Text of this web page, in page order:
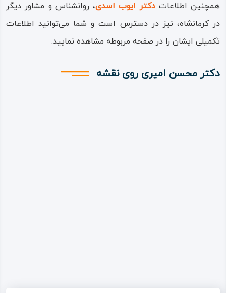
همچنین اطلاعاتدکتر ایوب اسدی، روانشناس و مشاور دیگر
در کرمانشاه، نیز در دسترس است و شما می‌توانید اطلاعات
تکمیلی ایشان را در صفحه مربوطه مشاهده نمایید.
دکتر محسن امیری روی نقشه